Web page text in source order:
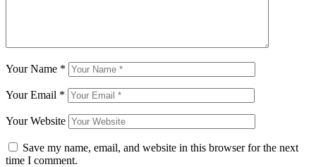
Your Name *
Your Email *
Your Website
Save my name, email, and website in this browser for the next
time I comment.